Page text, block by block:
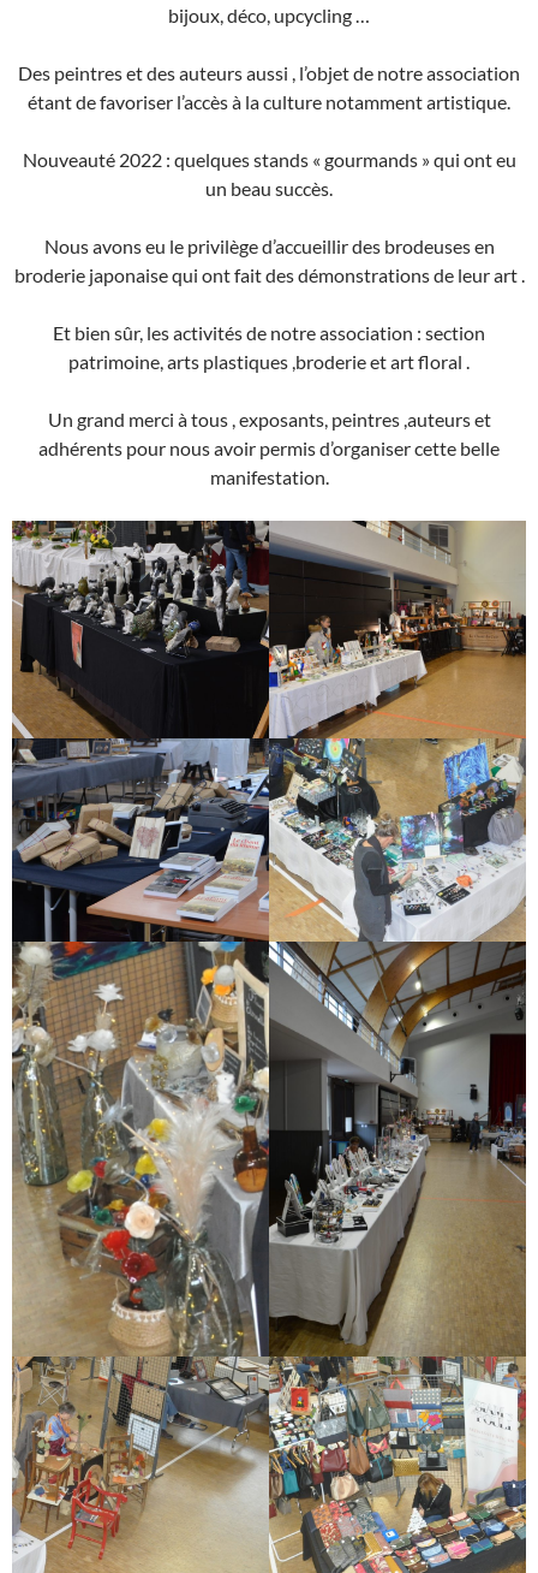
bijoux, déco, upcycling …
Des peintres et des auteurs aussi , l’objet de notre association
étant de favoriser l’accès à la culture notamment artistique.
Nouveauté 2022 : quelques stands « gourmands » qui ont eu
un beau succès.
Nous avons eu le privilège d’accueillir des brodeuses en
broderie japonaise qui ont fait des démonstrations de leur art .
Et bien sûr, les activités de notre association : section
patrimoine, arts plastiques ,broderie et art floral .
Un grand merci à tous , exposants, peintres ,auteurs et
adhérents pour nous avoir permis d’organiser cette belle
manifestation.